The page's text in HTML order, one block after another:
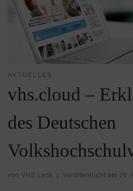
AKTUELLES
vhs.cloud –
des Deutschen
von VHS Leck | Veröffentlicht am 20.